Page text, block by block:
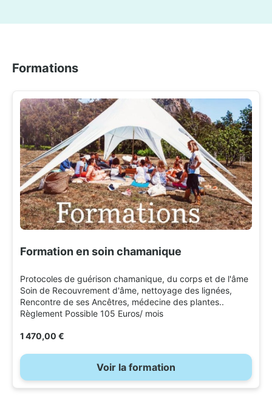
Formations
Formation en soin chamanique
Protocoles de guérison chamanique, du corps et de l'âme
Soin de Recouvrement d'âme, nettoyage des lignées,
Rencontre de ses Ancêtres, médecine des plantes..
Règlement Possible 105 Euros/ mois
1 470,00 €
Voir la formation